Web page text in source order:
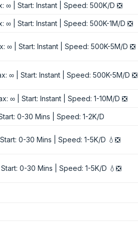
∞ | Start: Instant | Speed: 500K/D ❎
| Start: Instant | Speed: 500K-1M/D ❎
∞ | Start: Instant | Speed: 500K-5M/D ❎
∞ | Start: Instant | Speed: 500K-5M/D ❎
∞ | Start: Instant | Speed: 1-10M/D ❎
0-30 Mins | Speed: 1-2K/D
0-30 Mins | Speed: 1-5K/D 💧❎
0-30 Mins | Speed: 1-5K/D 💧❎